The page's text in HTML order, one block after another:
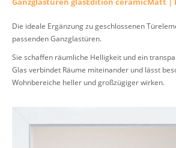
Die ideale Ergänzung zu geschlossenen
passenden Ganzglastüren.
Sie schaffen räumliche Helligkeit und ein
Glas verbindet Räume miteinander und lässt
Wohnbereiche heller und großzügiger wirken.